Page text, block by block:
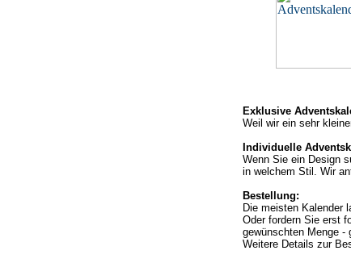
Exklusive
Weil wir ein sehr
Individuelle
Wenn Sie ein Design
in welchem Stil. Wir
Bestellung:
Die meisten Kalender
Oder fordern Sie erst
gewünschten Menge -
Weitere Details zur